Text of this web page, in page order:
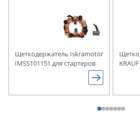
Щеткодержатель Iskramotor
IMSS101151 для стартеров